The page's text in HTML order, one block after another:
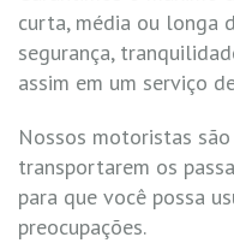
curta, média ou longa
segurança,
assim em um serviço
Nossos motoristas
transportarem os
para que você possa
preocupações.